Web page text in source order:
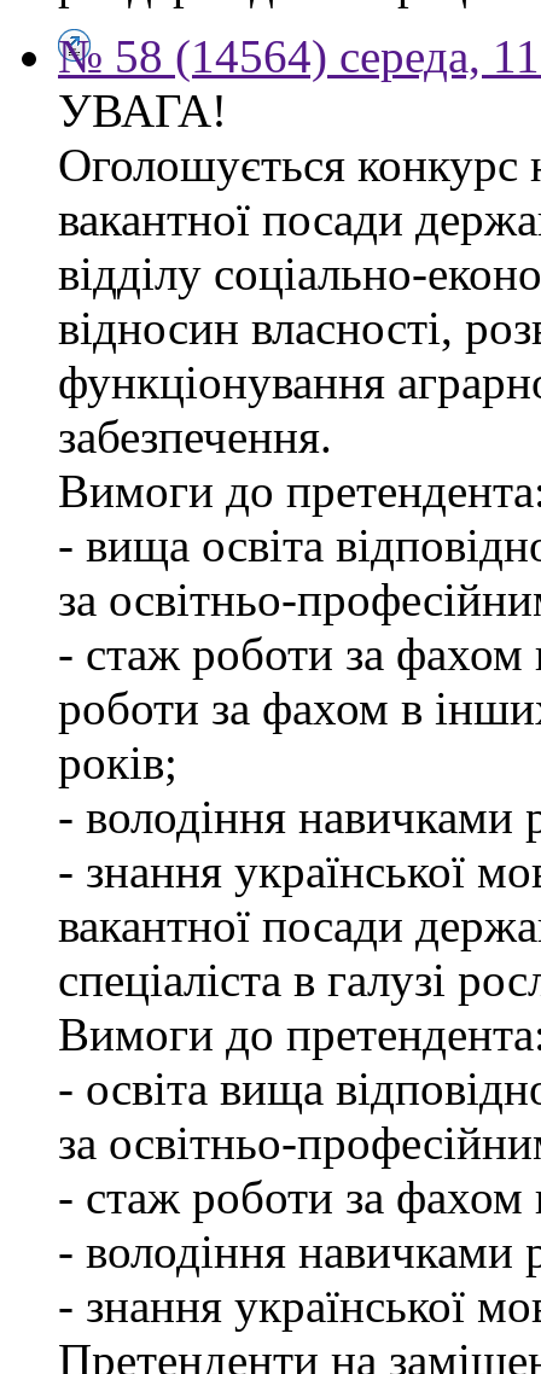
№ 58 (14564) середа,
УВАГА!
Оголошується конкурс
вакантної посади
відділу соціально-
відносин власності,
функціонування
забезпечення.
Вимоги до
- вища освіта
за освітньо-
- стаж роботи за
роботи за фахом в
років;
- володіння навичками
- знання української
вакантної посади
спеціаліста в галузі
Вимоги до
- освіта вища
за освітньо-
- стаж роботи за
- володіння навичками
- знання української
Претенденти на